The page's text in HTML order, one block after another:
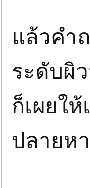
แล้วคำ
ระดับผิ
ก็เผยใ
ปลายห